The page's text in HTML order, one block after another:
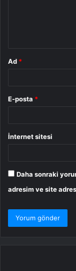
Ad *
E-posta *
İnternet sitesi
Daha sonraki
adresim ve site